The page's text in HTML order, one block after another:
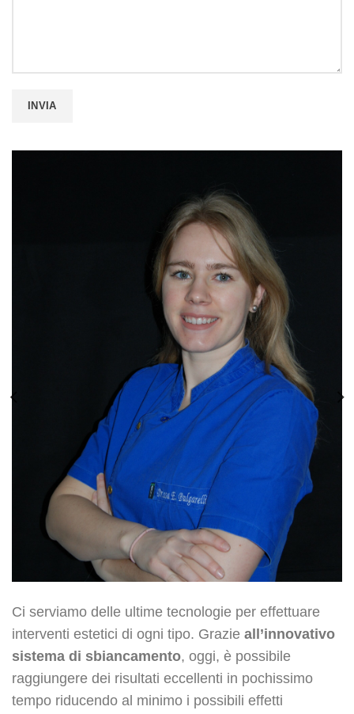
Cura il tuo Sorriso
Cura il tuo sorriso grazie agliinterventi di chirurgia
esteticapensati per appositamente per donare alla
tua bocca unsorriso smagliante.
Ci serviamo delle ultime tecnologie per effettuare
interventi estetici di ogni tipo. Grazie all’innovativo
sistema di sbiancamento, oggi, è possibile
raggiungere dei risultati eccellenti in pochissimo
tempo riducendo al minimo i possibili effetti